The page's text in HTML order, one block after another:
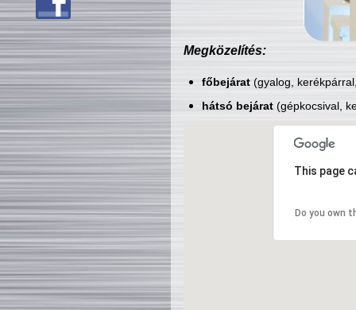
Megközelítés:
főbejárat(gyalog,
hátsó bejárat(gépkocsival,
This page
Do you own